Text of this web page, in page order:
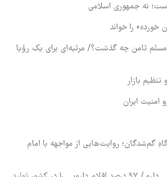
نه جمهوری اسلامی
خورده» را خواند
ثامن چه گذشت؟/ مرثیه‌ای برای یک رؤیا
تنظیم بازار
امنیت ایران
گم‌شدگان؛ روایت‌هایی از مواجهه با امام